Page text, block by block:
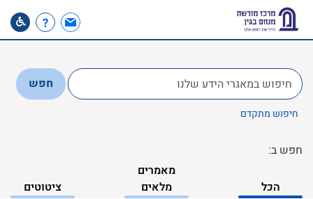
לחפש
ב:
חפש
חיפוש מתקדם
חפש ב:
הכל
מאמרים
מלאים
ציטוטים